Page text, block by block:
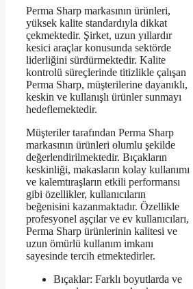
Perma Sharp markasının ürünleri,
yüksek kalite standardıyla dikkat
çekmektedir. Şirket, uzun yıllardır
kesici araçlar konusunda sektörde
liderliğini sürdürmektedir. Kalite
kontrolü süreçlerinde titizlikle çalışan
Perma Sharp, müşterilerine dayanıklı,
keskin ve kullanışlı ürünler sunmayı
hedeflemektedir.
Müşteriler tarafından Perma Sharp
markasının ürünleri olumlu şekilde
değerlendirilmektedir. Bıçakların
keskinliği, makasların kolay kullanımı
ve kalemtıraşların etkili performansı
gibi özellikler, kullanıcıların
beğenisini kazanmaktadır. Özellikle
profesyonel aşçılar ve ev kullanıcıları,
Perma Sharp ürünlerinin kalitesi ve
uzun ömürlü kullanım imkanı
sayesinde tercih etmektedirler.
Bıçaklar: Farklı boyutlarda ve